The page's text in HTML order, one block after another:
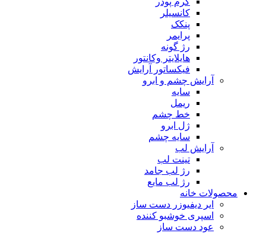
کانسیلر
پنکک
پرایمر
رژ گونه
هایلایتر وکانتور
فیکساتور آرایش
آرایش چشم و ابرو
سایه
ریمل
خط چشم
ژل ابرو
سایه چشم
آرایش لب
تینت لب
رژ لب جامد
رژ لب مایع
محصولات خانه
ایر دیفیوزر دست ساز
اسپری خوشبو کننده
عود دست ساز